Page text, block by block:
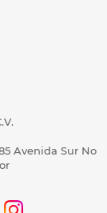
Avenida Sur No